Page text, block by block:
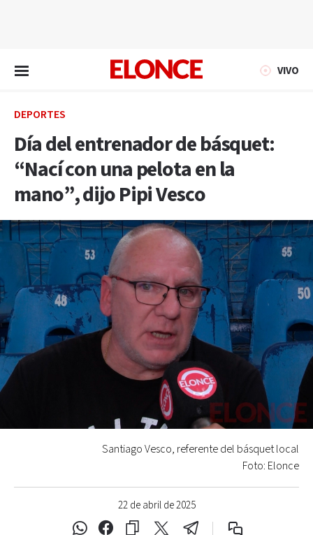
VIVO
DEPORTES
Día del entrenador de básquet:
“Nací con una pelota en la
mano”, dijo Pipi Vesco
22 de abril de 2025
Santiago Vesco, referente del básquet local
Foto: Elonce